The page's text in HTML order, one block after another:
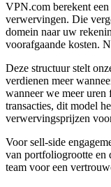
VPN.com berekent
verwervingen. Die
domein naar uw
voorafgaande kosten.
Deze structuur stelt
verdienen meer
wanneer we meer uren
transacties, dit model
verwervingsprijzen
Voor sell-side
van portfoliogrootte en
team voor een